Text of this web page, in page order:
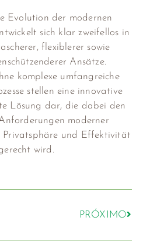
Evolution der modernen
sich klar zweifellos in
flexiblerer sowie
Ansätze.
komplexe umfangreiche
stellen eine innovative
Lösung dar, die dabei den
moderner
Privatsphäre und Effektivität
wird.
PRÓXIMO